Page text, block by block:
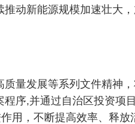
动新能源规模加速壮大
量发展等系列文件精神
序,并通过自治区投资项
用，不断提高效率、释放